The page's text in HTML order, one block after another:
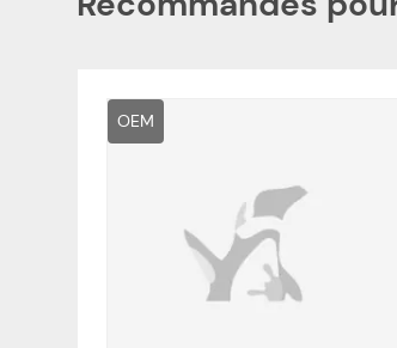
OEM